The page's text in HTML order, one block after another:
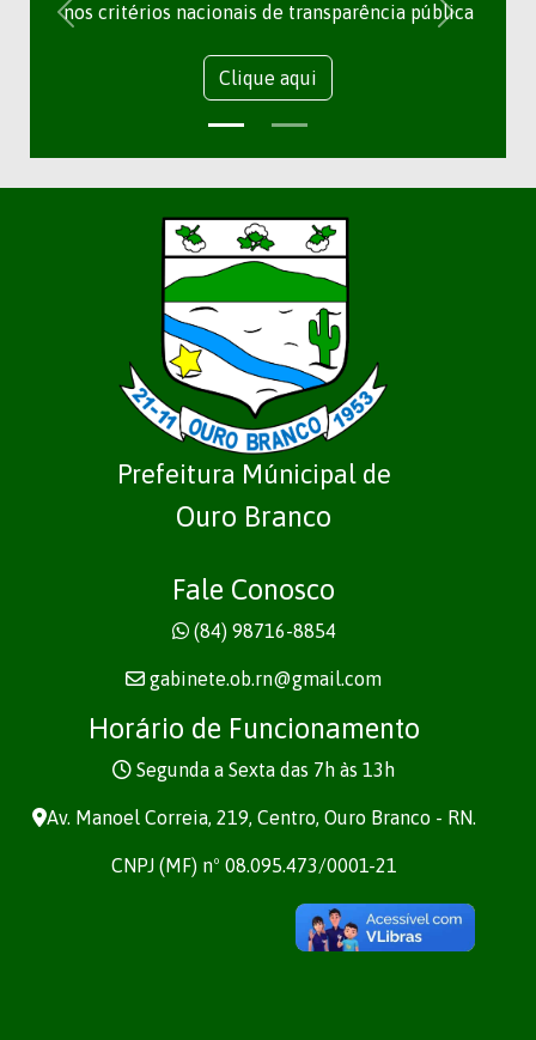
nos critérios nacionais de transparência pública
Clique aqui
Prefeitura Múnicipal de
Ouro Branco
Fale Conosco
(84) 98716-8854
gabinete.ob.rn@gmail.com
Horário de Funcionamento
Segunda a Sexta das 7h às 13h
Av. Manoel Correia, 219, Centro, Ouro Branco - RN.
CNPJ (MF) nº 08.095.473/0001-21